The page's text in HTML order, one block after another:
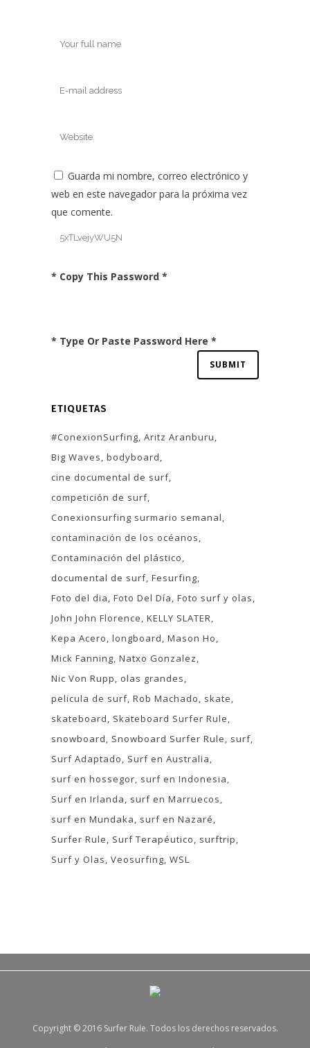
Guarda mi nombre, correo electrónico y
web en este navegador para la próxima vez
que comente.
* Copy This Password *
* Type Or Paste Password Here *
ETIQUETAS
#ConexionSurfing Aritz Aranburu
Big Waves bodyboard
cine documental de surf
competición de surf
Conexionsurfing surmario semanal
contaminación de los océanos
Contaminación del plástico
documental de surf Fesurfing
Foto del dia Foto Del Día Foto surf y olas
John John Florence KELLY SLATER
Kepa Acero longboard Mason Ho
Mick Fanning Natxo Gonzalez
Nic Von Rupp
olas grandes
pelicula de surf Rob Machado
skate
skateboard
Skateboard Surfer Rule
snowboard
Snowboard Surfer Rule
surf
Surf Adaptado
Surf en Australia
surf en hossegor surf en Indonesia
Surf en Irlanda
surf en Marruecos
surf en Mundaka
surf en Nazaré
Surfer Rule
Surf Terapéutico
surftrip
Surf y Olas Veosurfing WSL
Copyright © 2016 Surfer Rule. Todos los derechos reservados.